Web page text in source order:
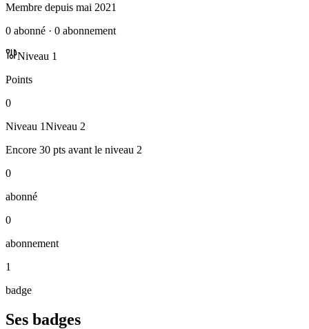
Membre depuis mai 2021
0 abonné · 0 abonnement
Niveau 1
Points
0
Niveau 1Niveau 2
Encore 30 pts avant le niveau 2
0
abonné
0
abonnement
1
badge
Ses badges